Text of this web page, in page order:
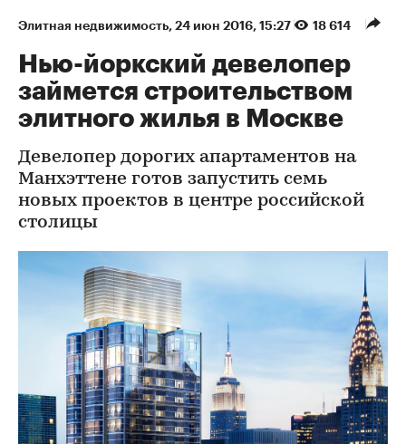
Элитная недвижимость⁠, 24 июн 2016, 15:27 18 614
Нью-йоркский девелопер
займется строительством
элитного жилья в Москве
Девелопер дорогих апартаментов на
Манхэттене готов запустить семь
новых проектов в центре российской
столицы